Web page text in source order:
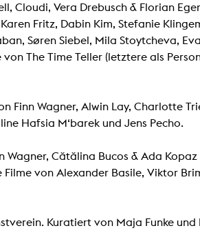
Cloudi, Vera Drebusch & Florian
Fritz, Dabin Kim, Stefanie
Søren Siebel, Mila Stoytcheva,
The Time Teller (letztere als
Finn Wagner, Alwin Lay, Charlotte
Hafsia M‘barek und Jens Pecho.
Cătălina Bucos & Ada
von Alexander Basile, Viktor
Kuratiert von Maja Funke und